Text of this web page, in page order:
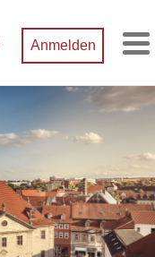
Anmelden